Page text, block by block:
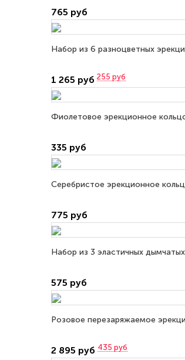
765 руб
Набор из 6 разноцветных
1 265 руб 255 руб
Фиолетовое эрекционное
335 руб
Серебристое эрекционное
775 руб
Набор из 3 эластичных
575 руб
Розовое перезаряжаемое
2 895 руб 435 руб